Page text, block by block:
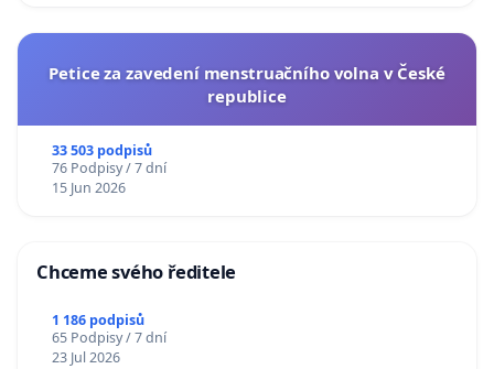
Petice za zavedení menstruačního volna v České
republice
33 503 podpisů
76 Podpisy / 7 dní
15 Jun 2026
Chceme svého ředitele
1 186 podpisů
65 Podpisy / 7 dní
23 Jul 2026